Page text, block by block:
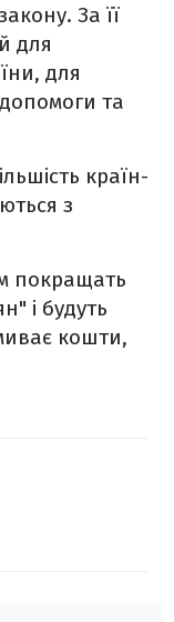
За її
для
для
та
країн-
з
покращать
і будуть
кошти,